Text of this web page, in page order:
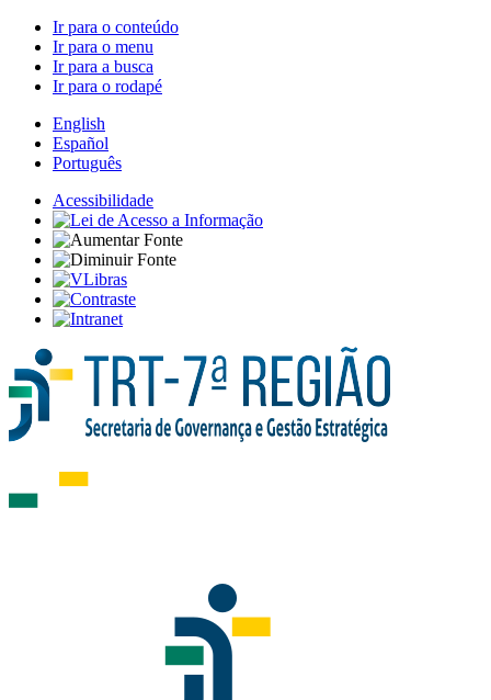
Ir para o conteúdo
Ir para o menu
Ir para a busca
Ir para o rodapé
English
Español
Português
Acessibilidade